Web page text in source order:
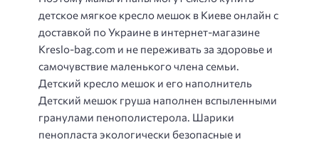
детское мягкое кресло мешок в Киеве онлайн с
доставкой по Украине в интернет-магазине
Kreslo-bag.com и не переживать за здоровье и
самочувствие маленького члена семьи.
Детский кресло мешок и его наполнитель
Детский мешок груша наполнен вспыленными
гранулами пенополистерола. Шарики
пенопласта экологически безопасные и